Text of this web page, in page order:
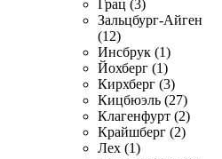
Грац (3)
Зальцбург-Айген
(12)
Инсбрук (1)
Йохберг (1)
Кирхберг (3)
Кицбюэль (27)
Клагенфурт (2)
Крайшберг (2)
Лех (1)